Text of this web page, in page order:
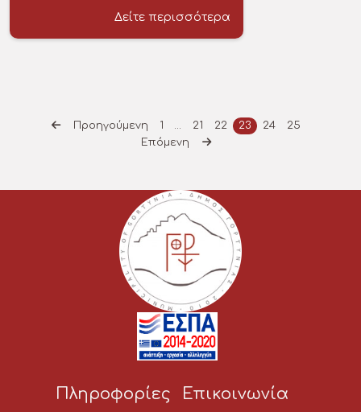
Δείτε περισσότερα
Προηγούμενη 1 21 22 23 24
25
Επόμενη
Πληροφορίες Επικοινωνία